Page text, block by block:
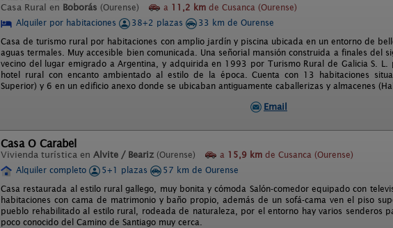
Casa Rural en Boborás (Ourense) a 11,2 km de Cusanca (Ourense)
Alquiler por habitaciones
38+2 plazas
33 km de Ourense
Casa de turismo rural por habitaciones con amplio jardín y piscina ubicada en un entorno de
aguas termales. Muy accesible bien comunicada. Una señorial mansión construida a finales del
vecino del lugar emigrado a Argentina, y adquirida en 1993 por Turismo Rural de Galicia S.
hotel rural con encanto ambientado al estilo de la época. Cuenta con 13 habitaciones
Superior) y 6 en un edificio anexo donde se ubicaban antiguamente caballerizas y almacenes
Email
Casa O Carabel
Vivienda turística en Alvite / Beariz (Ourense) a 15,9 km de Cusanca (Ourense)
Alquiler completo
5+1 plazas
57 km de Ourense
Casa restaurada al estilo rural gallego, muy bonita y cómoda Salón-comedor equipado con
habitaciones con cama de matrimonio y baño propio, además de un sofá-cama ven el piso
pueblo rehabilitado al estilo rural, rodeada de naturaleza, por el entorno hay varios senderos
poco conocido del Camino de Santiago muy cerca.